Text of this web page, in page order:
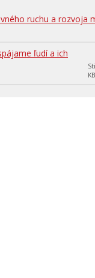
BÝVANIE
a pozemky
ruchu a rozvoja
ľudí a ich
KB